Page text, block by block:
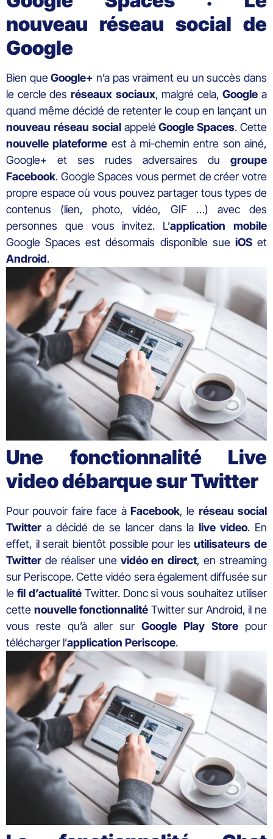
nouveau réseau social de
Google
Bien queGoogle+ n’a pas vraiment eu un succès dans
le cercle des réseaux sociaux, malgré cela,Google a
quand même décidé de retenter le coup en lançant un
nouveau réseau socialappeléGoogle Spaces. Cette
nouvelle plateforme est à mi-chemin entre son ainé,
Google+ et ses rudes adversaires du groupe
Facebook. Google Spaces vous permet de créer votre
propre espace où vous pouvez partager tous types de
contenus (lien, photo, vidéo, GIF …) avec des
personnes que vous invitez. L’application
mobile
Google Spaces est désormais disponible sue iOSet
Android.
Une fonctionnalité Live
video débarque sur Twitter
Pour pouvoir faire face à Facebook, le réseau social
Twitter a décidé de se lancer dans la live video. En
effet, il serait bientôt possible pour lesutilisateurs de
Twitter de réaliser une vidéo en direct, en streaming
sur Periscope. Cette vidéo sera également diffusée sur
le fil d’actualitéTwitter. Donc si vous souhaitez utiliser
cette nouvelle fonctionnalité Twitter sur Android, il ne
vous reste qu’à aller sur Google Play Store pour
télécharger l’application Periscope.